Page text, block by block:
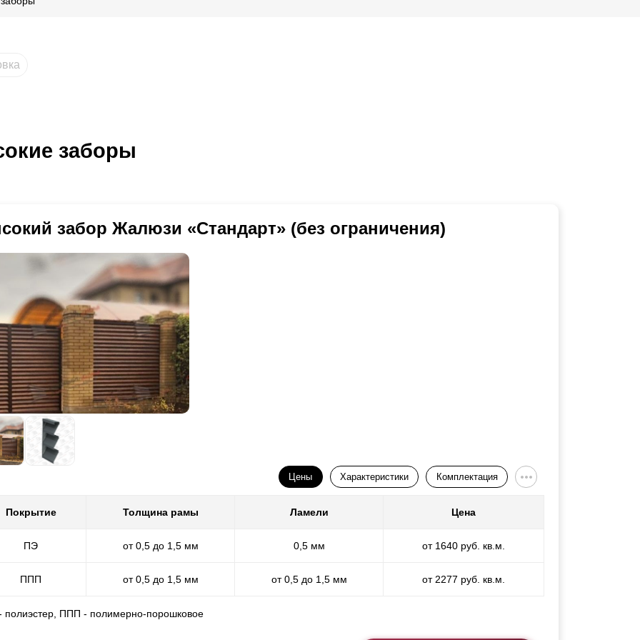
заборы
забор Жалюзи «Стандарт» (без ограничения)
Цены Характеристики Комплектация
Покрытие Толщина рамы Ламели Цена
ПЭ от 0,5 до 1,5 мм 0,5 мм от 1640 руб. кв.м.
ППП от 0,5 до 1,5 мм от 0,5 до 1,5 мм от 2277 руб. кв.м.
полиэстер, ППП - полимерно-порошковое